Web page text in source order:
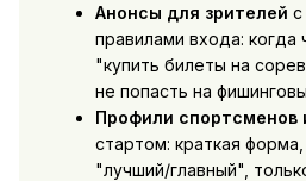
Анонсы для зрителей
правилами входа: когда
"купить билеты на
не попасть на
Профили спортсменов
стартом: краткая
"лучший/главный",